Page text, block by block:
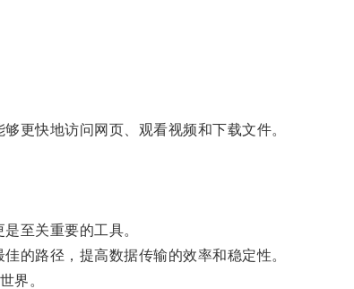
快地访问网页、观看视频和下载文件。
至关重要的工具。
路径，提高数据传输的效率和稳定性。
界。